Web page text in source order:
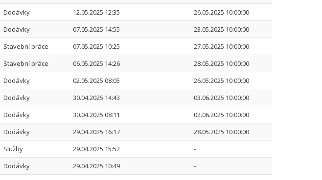
Dodávky 12.05.2025 12:35
26.05.2025 10:00:00
Dodávky 07.05.2025 14:55
23.05.2025 10:00:00
Stavební práce 07.05.2025 10:25
27.05.2025 10:00:00
Stavební práce 06.05.2025 14:26
28.05.2025 10:00:00
Dodávky 02.05.2025 08:05
26.05.2025 10:00:00
Dodávky 30.04.2025 14:43
03.06.2025 10:00:00
Dodávky 30.04.2025 08:11
02.06.2025 10:00:00
Dodávky 29.04.2025 16:17
28.05.2025 10:00:00
Služby 29.04.2025 15:52
-
Dodávky 29.04.2025 10:49
-